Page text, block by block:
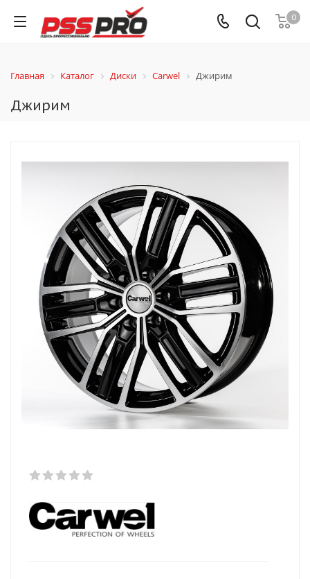
0
Главная Каталог Диски Carwel Джирим
Джирим